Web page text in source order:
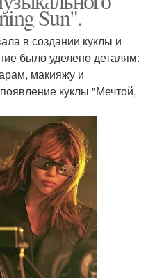
Sun".
в создании куклы и
было уделено деталям:
макияжу и
куклы "Мечтой,